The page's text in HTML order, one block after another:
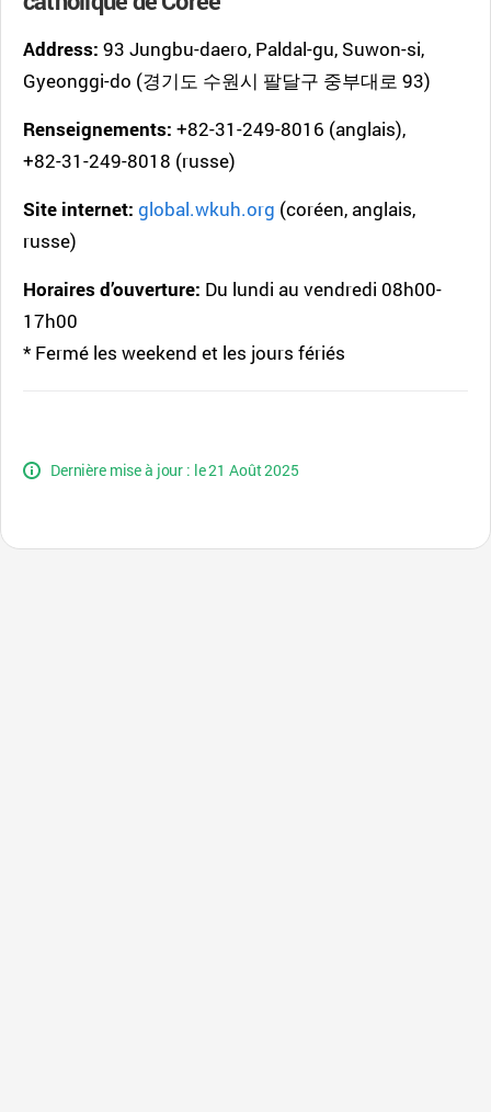
Address: 93 Jungbu-daero, Paldal-gu, Suwon-si,
Gyeonggi-do (경기도 수원시 팔달구 중부대로 93)
Renseignements: +82-31-249-8016 (anglais),
+82-31-249-8018 (russe)
Site internet: global.wkuh.org (coréen, anglais,
russe)
Horaires d’ouverture: Du lundi au vendredi 08h00-
17h00
* Fermé les weekend et les jours fériés
Dernière mise à jour : le 21 Août 2025